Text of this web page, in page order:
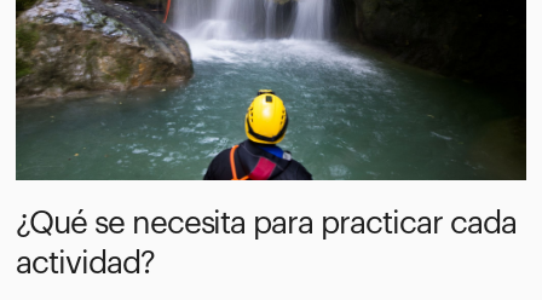
¿Qué se necesita para practicar cada
actividad?